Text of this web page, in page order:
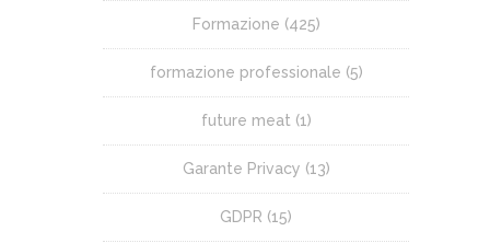
Formazione (425)
formazione professionale (5)
future meat (1)
Garante Privacy (13)
GDPR (15)